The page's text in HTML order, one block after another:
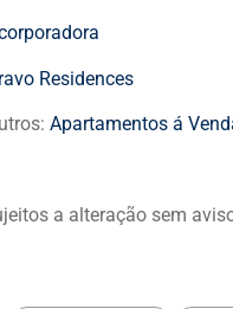
Residences
Apartamentos á
a alteração sem